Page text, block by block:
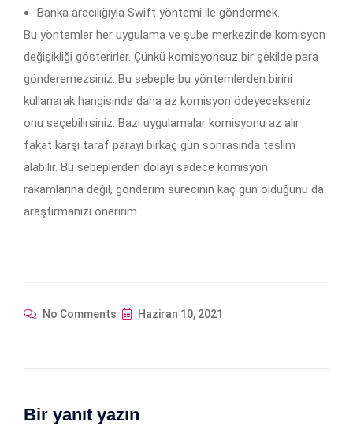
Banka aracılığıyla Swift yöntemi ile göndermek.
Bu yöntemler her uygulama ve şube merkezinde komisyon
değişikliği gösterirler. Çünkü komisyonsuz bir şekilde para
gönderemezsiniz. Bu sebeple bu yöntemlerden birini
kullanarak hangisinde daha az komisyon ödeyecekseniz
onu seçebilirsiniz. Bazı uygulamalar komisyonu az alır
fakat karşı taraf parayı birkaç gün sonrasında teslim
alabilir. Bu sebeplerden dolayı sadece komisyon
rakamlarına değil, gönderim sürecinin kaç gün olduğunu da
araştırmanızı öneririm.
No Comments Haziran 10, 2021
Bir yanıt yazın